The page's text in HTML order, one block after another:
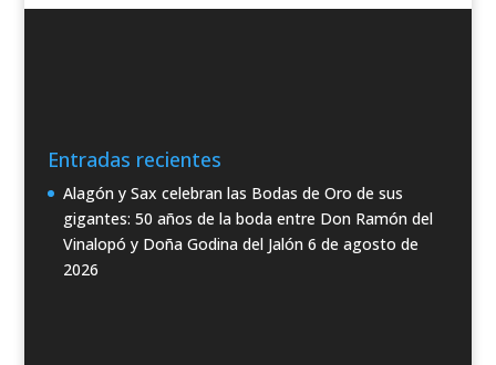
Entradas recientes
Alagón y Sax celebran las Bodas de Oro de sus
gigantes: 50 años de la boda entre Don Ramón del
Vinalopó y Doña Godina del Jalón 6 de agosto de
2026